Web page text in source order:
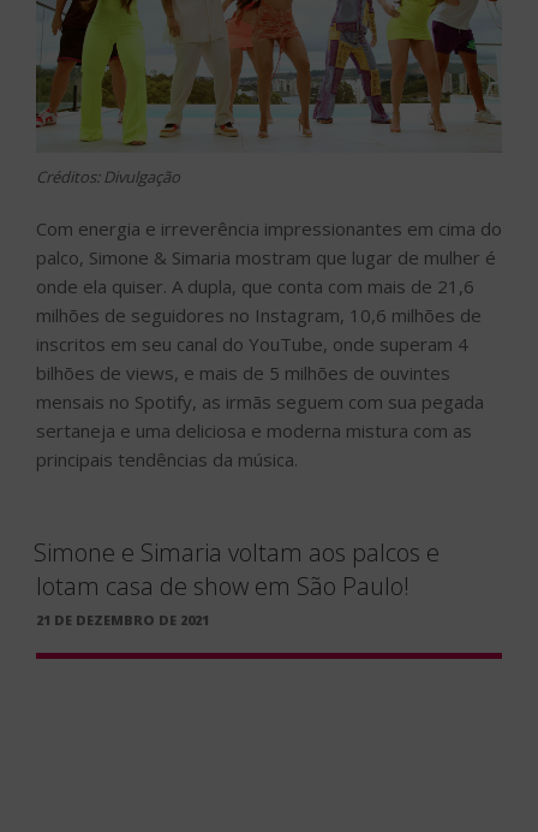
Créditos: Divulgação
Com energia e irreverência impressionantes em cima do
palco, Simone & Simaria mostram que lugar de mulher é
onde ela quiser. A dupla, que conta com mais de 21,6
milhões de seguidores no Instagram, 10,6 milhões de
inscritos em seu canal do YouTube, onde superam 4
bilhões de views, e mais de 5 milhões de ouvintes
mensais no Spotify, as irmãs seguem com sua pegada
sertaneja e uma deliciosa e moderna mistura com as
principais tendências da música.
Simone e Simaria voltam aos palcos e
lotam casa de show em São Paulo!
PUBLICADO
21 DE DEZEMBRO DE 2021